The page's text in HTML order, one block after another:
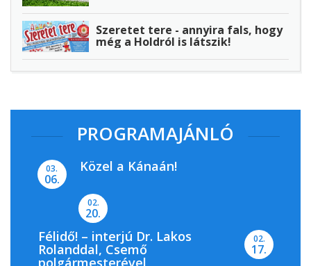
Szeretet tere - annyira fals, hogy
még a Holdról is látszik!
PROGRAMAJÁNLÓ
03.
06.
Közel a Kánaán!
02.
20.
Félidő! – interjú Dr. Lakos
Rolanddal, Csemő
polgármesterével
02.
17.